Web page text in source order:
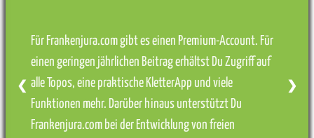
Für Frankenjura.com gibt es einen Premium-Account. Für
einen geringen jährlichen Beitrag erhältst Du Zugriff auf
alle Topos, eine praktische KletterApp und viele
Funktionen mehr. Darüber hinaus unterstützt Du
Frankenjura.com bei der Entwicklung von freien
❮ ❯